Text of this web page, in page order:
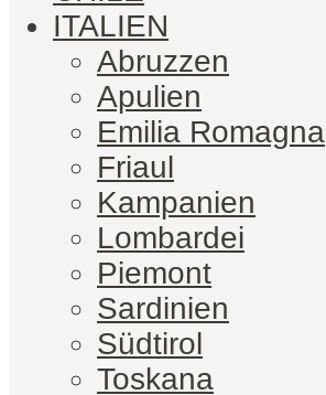
ITALIEN
Abruzzen
Apulien
Emilia Romagna
Friaul
Kampanien
Lombardei
Piemont
Sardinien
Südtirol
Toskana